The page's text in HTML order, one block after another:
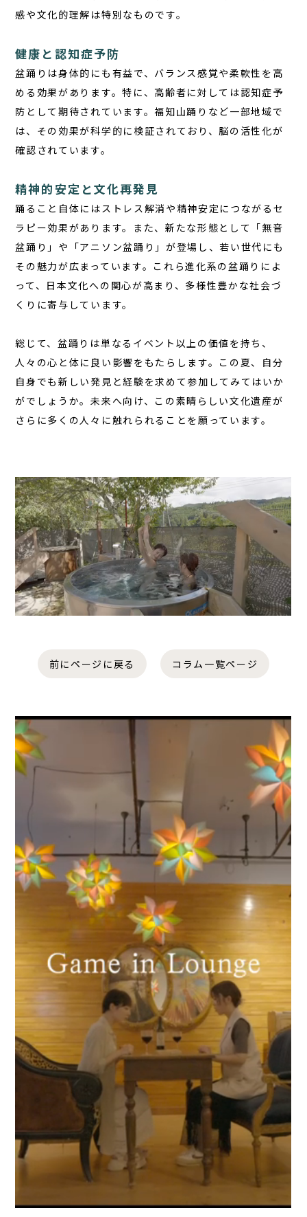
感や文化的理解は特別なものです。
健康と認知症予防
盆踊りは身体的にも有益で、バランス感覚や柔軟性を高
める効果があります。特に、高齢者に対しては認知症予
防として期待されています。福知山踊りなど一部地域で
は、その効果が科学的に検証されており、脳の活性化が
確認されています。
精神的安定と文化再発見
踊ること自体にはストレス解消や精神安定につながるセ
ラピー効果があります。また、新たな形態として「無音
盆踊り」や「アニソン盆踊り」が登場し、若い世代にも
その魅力が広まっています。これら進化系の盆踊りによ
って、日本文化への関心が高まり、多様性豊かな社会づ
くりに寄与しています。
総じて、盆踊りは単なるイベント以上の価値を持ち、
人々の心と体に良い影響をもたらします。この夏、自分
自身でも新しい発見と経験を求めて参加してみてはいか
がでしょうか。未来へ向け、この素晴らしい文化遺産が
さらに多くの人々に触れられることを願っています。
前にページに戻る コラム一覧ページ